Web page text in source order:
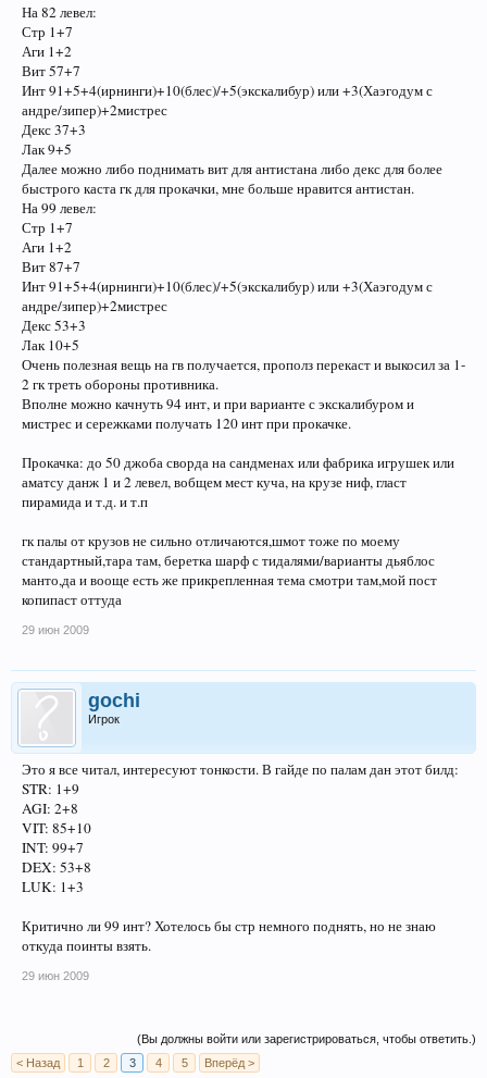
На 82 левел:
Стр 1+7
Аги 1+2
Вит 57+7
Инт 91+5+4(ирнинги)+10(блес)/+5(экскалибур) или +3(Хаэгодум с
андре/зипер)+2мистрес
Декс 37+3
Лак 9+5
Далее можно либо поднимать вит для антистана либо декс для более
быстрого каста гк для прокачки, мне больше нравится антистан.
На 99 левел:
Стр 1+7
Аги 1+2
Вит 87+7
Инт 91+5+4(ирнинги)+10(блес)/+5(экскалибур) или +3(Хаэгодум с
андре/зипер)+2мистрес
Декс 53+3
Лак 10+5
Очень полезная вещь на гв получается, прополз перекаст и выкосил за 1-
2 гк треть обороны противника.
Вполне можно качнуть 94 инт, и при варианте с экскалибуром и
мистрес и сережками получать 120 инт при прокачке.
Прокачка: до 50 джоба сворда на сандменах или фабрика игрушек или
аматсу данж 1 и 2 левел, вобщем мест куча, на крузе ниф, гласт
пирамида и т.д. и т.п
гк палы от крузов не сильно отличаются,шмот тоже по моему
стандартный,тара там, беретка шарф с тидалями/варианты дьяблос
манто,да и вооще есть же прикрепленная тема смотри там,мой пост
копипаст оттуда
29 июн 2009
gochi
Игрок
Это я все читал, интересуют тонкости. В гайде по палам дан этот билд:
STR: 1+9
AGI: 2+8
VIT: 85+10
INT: 99+7
DEX: 53+8
LUK: 1+3
Критично ли 99 инт? Хотелось бы стр немного поднять, но не знаю
откуда поинты взять.
29 июн 2009
(Вы должны войти или зарегистрироваться, чтобы ответить.)
< Назад
1 2 3 4 5 Вперёд >